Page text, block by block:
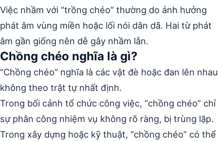
Việc nhầm với “trồng chéo” thường do ảnh hưởng
phát âm vùng miền hoặc lối nói dân dã. Hai từ phát
âm gần giống nên dễ gây nhầm lẫn.
Chồng chéo nghĩa là gì?
“Chồng chéo” nghĩa là các vật đè hoặc đan lên nhau
không theo trật tự nhất định.
Trong bối cảnh tổ chức công việc, “chồng chéo” chỉ
sự phân công nhiệm vụ không rõ ràng, bị trùng lặp.
Trong xây dựng hoặc kỹ thuật, “chồng chéo” có thể